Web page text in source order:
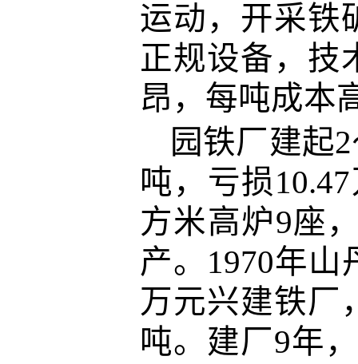
运动，开采铁
正规设备，技
昂，每吨成本
园铁厂建起
吨，亏损
方米高炉9座
产。1970年
万元兴建铁厂
吨。建厂9年